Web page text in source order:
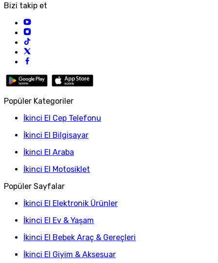
Bizi takip et
Popüler Kategoriler
İkinci El Cep Telefonu
İkinci El Bilgisayar
İkinci El Araba
İkinci El Motosiklet
Popüler Sayfalar
İkinci El Elektronik Ürünler
İkinci El Ev & Yaşam
İkinci El Bebek Araç & Gereçleri
İkinci El Giyim & Aksesuar